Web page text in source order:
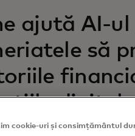
ajută AI-ul
să
romantice la
cookie-uri și consimțământul